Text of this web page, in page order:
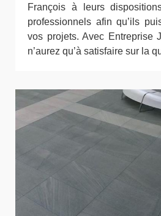
François à leurs
professionnels afin qu’ils
vos projets. Avec Entreprise
n’aurez qu’à satisfaire sur la